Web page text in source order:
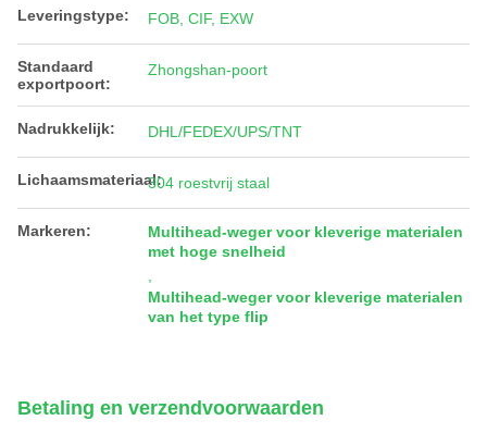
Leveringstype: FOB, CIF, EXW
Standaard
exportpoort:
Zhongshan-poort
Nadrukkelijk: DHL/FEDEX/UPS/TNT
Lichaamsmateriaal:304 roestvrij staal
Markeren:
Multihead-weger voor kleverige materialen
met hoge snelheid
Multihead-weger voor kleverige materialen
van het type flip
Betaling en verzendvoorwaarden